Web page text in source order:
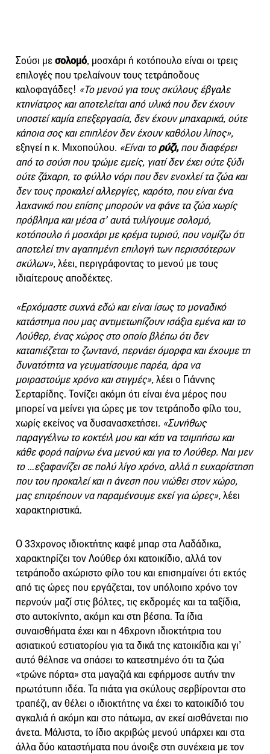
Σούσι μεσολομό, μοσχάρι ή κοτόπουλο είναι οι τρεις
επιλογές που τρελαίνουν τους τετράποδους
καλοφαγάδες! «Το μενού για τους σκύλους έβγαλε
κτηνίατρος και αποτελείται από υλικά που δεν έχουν
υποστεί καμία επεξεργασία, δεν έχουν μπαχαρικά, ούτε
κάποια σος και επιπλέον δεν έχουν καθόλου λίπος»,
εξηγεί η κ. Μιχοπούλου. «Είναι τορύζι,που διαφέρει
από το σούσι που τρώμε εμείς, γιατί δεν έχει ούτε ξύδι
ούτε ζάχαρη, το φύλλο νόρι που δεν ενοχλεί τα ζώα και
δεν τους προκαλεί αλλεργίες, καρότο, που είναι ένα
λαχανικό που επίσης μπορούν να φάνε τα ζώα χωρίς
πρόβλημα και μέσα σ’ αυτά τυλίγουμε σολομό,
κοτόπουλο ή μοσχάρι με κρέμα τυριού, που νομίζω ότι
αποτελεί την αγαπημένη επιλογή των περισσότερων
σκύλων»,λέει, περιγράφοντας το μενού με τους
ιδιαίτερους αποδέκτες.
«Ερχόμαστε συχνά εδώ και είναι ίσως το μοναδικό
κατάστημα που μας αντιμετωπίζουν ισάξια εμένα και το
Λούθερ, ένας χώρος στο οποίο βλέπω ότι δεν
καταπιέζεται το ζωντανό, περνάει όμορφα και έχουμε τη
δυνατότητα να γευματίσουμε παρέα, άρα να
μοιραστούμε χρόνο και στιγμές»,λέει ο Γιάννης
Σερταρίδης. Τονίζει ακόμη ότι είναι ένα μέρος που
μπορεί να μείνει για ώρες με τον τετράποδο φίλο του,
χωρίς εκείνος να δυσανασχετήσει. «Συνήθως
παραγγέλνω το κοκτέιλ μου και κάτι να τσιμπήσω και
κάθε φορά παίρνω ένα μενού και για το Λούθερ. Ναι μεν
το …εξαφανίζει σε πολύ λίγο χρόνο, αλλά η ευχαρίστηση
που του προκαλεί και η άνεση που νιώθει στον χώρο,
μας επιτρέπουν να παραμένουμε εκεί για ώρες»,λέει
χαρακτηριστικά.
Ο 33χρονος ιδιοκτήτης καφέ μπαρ στα Λαδάδικα,
χαρακτηρίζει τον Λούθερ όχι κατοικίδιο, αλλά τον
τετράποδο αχώριστο φίλο του και επισημαίνει ότι εκτός
από τις ώρες που εργάζεται, τον υπόλοιπο χρόνο τον
περνούν μαζί στις βόλτες, τις εκδρομές και τα ταξίδια,
στο αυτοκίνητο, ακόμη και στη βέσπα. Τα ίδια
συναισθήματα έχει και η 46χρονη ιδιοκτήτρια του
ασιατικού εστιατορίου για τα δικά της κατοικίδια και γι’
αυτό θέλησε να σπάσει το κατεστημένο ότι τα ζώα
«τρώνε πόρτα» στα μαγαζιά και εφήρμοσε αυτήν την
πρωτότυπη ιδέα. Τα πιάτα για σκύλους σερβίρονται στο
τραπέζι, αν θέλει ο ιδιοκτήτης να έχει το κατοικίδιό του
αγκαλιά ή ακόμη και στο πάτωμα, αν εκεί αισθάνεται πιο
άνετα. Μάλιστα, το ίδιο ακριβώς μενού υπάρχει και στα
άλλα δύο καταστήματα που άνοιξε στη συνέχεια με τον